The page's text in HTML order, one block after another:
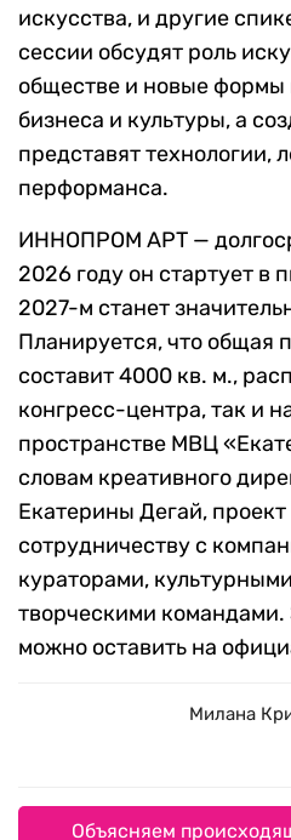
искусства, и другие
сессии обсудят роль
обществе и новые формы
бизнеса и культуры, а
представят технологии,
перформанса.
ИННОПРОМ АРТ —
2026 году он стартует в
2027-м станет
Планируется, что общая
составит 4000 кв. м.,
конгресс-центра, так и
пространстве МВЦ
словам креативного
Екатерины Дегай,
сотрудничеству с
кураторами,
творческими командами.
можно оставить на
Милана
Объясняем